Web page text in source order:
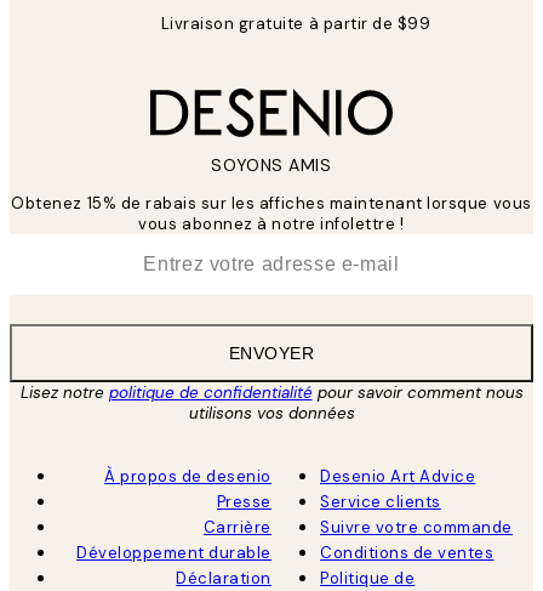
Livraison gratuite à partir de $99
SOYONS AMIS
Obtenez 15% de rabais sur les affiches maintenant lorsque vous
vous abonnez à notre infolettre !
ENVOYER
Lisez notre politique de confidentialitépour savoir comment nous
utilisons vos données
À propos de desenio
Presse
Carrière
Développement durable
Déclaration
Desenio Art Advice
Service clients
Suivre votre commande
Conditions de ventes
Politique de